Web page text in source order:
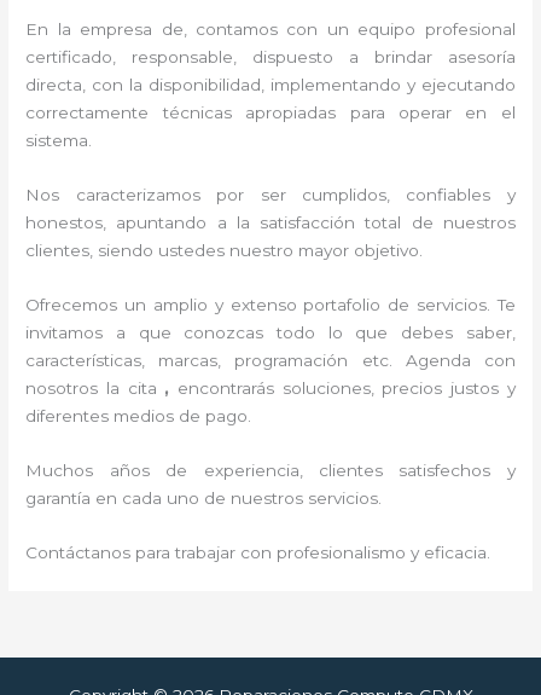
En la empresa de , contamos con un equipo profesional
certificado, responsable, dispuesto a brindar asesoría
directa, con la disponibilidad, implementando y ejecutando
correctamente técnicas apropiadas para operar en el
sistema.
Nos caracterizamos por ser cumplidos, confiables y
honestos, apuntando a la satisfacción total de nuestros
clientes, siendo ustedes nuestro mayor objetivo.
Ofrecemos un amplio y extenso portafolio de servicios. Te
invitamos a que conozcas todo lo que debes saber,
características, marcas, programación etc. Agenda con
nosotros la cita , encontrarás soluciones, precios justos y
diferentes medios de pago.
Muchos años de experiencia, clientes satisfechos y
garantía en cada uno de nuestros servicios.
Contáctanos para trabajar con profesionalismo y eficacia.